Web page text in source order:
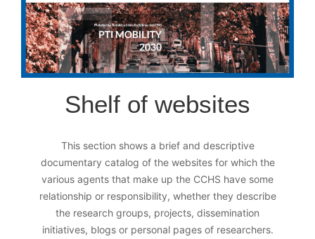
Shelf of websites
This section shows a brief and descriptive
documentary catalog of the websites for which the
various agents that make up the CCHS have some
relationship or responsibility, whether they describe
the research groups, projects, dissemination
initiatives, blogs or personal pages of researchers.